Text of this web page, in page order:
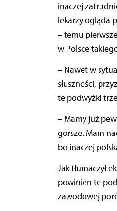
inaczej
lekarzy ogląda
– temu
w Polsce
– Nawet w
słuszności,
te podwyżki
– Mamy już
gorsze. Mam
bo inaczej
Jak tłumaczył
powinien te
zawodowej